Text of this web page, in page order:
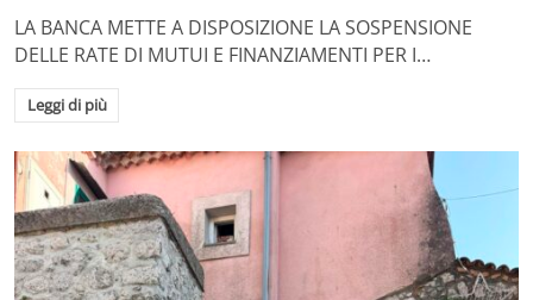
LA BANCA METTE A DISPOSIZIONE LA SOSPENSIONE
DELLE RATE DI MUTUI E FINANZIAMENTI PER I…
Leggi di più